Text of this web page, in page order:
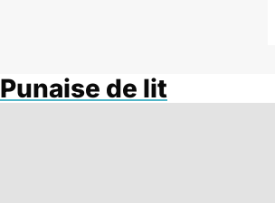
Punaise de lit